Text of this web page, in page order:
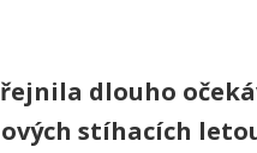
dlouho
stíhacích